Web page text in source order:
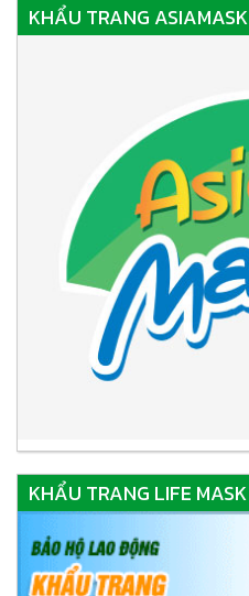
KHẨU TRANG ASIAMASK
KHẨU TRANG LIFE MASK